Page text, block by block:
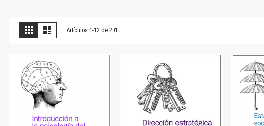
Géneros
Horizontes en las artes
La ideología argentina y latinoamericana
Serie Nuevas aproximaciones
Ver
como
Grilla Lista Artículos 1-12 de 201